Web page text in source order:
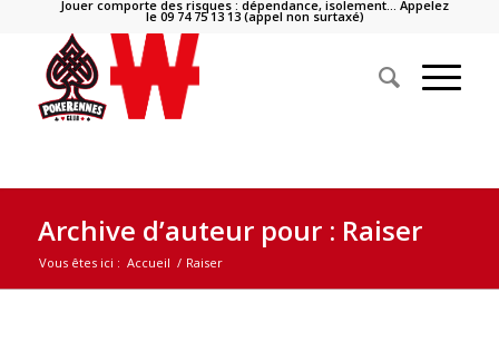
Jouer comporte des risques : dépendance, isolement… Appelez
le 09 74 75 13 13 (appel non surtaxé)
Archive d’auteur pour : Raiser
Vous êtes ici : Accueil / Raiser